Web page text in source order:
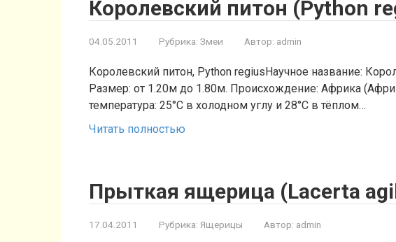
Королевский питон (Python
04.05.2011 Рубрика: Змеи Автор: admin
Королевский питон, Python regiusНаучное название:
Размер: от 1.20м до 1.80м. Происхождение: Африка
температура: 25°C в холодном углу и 28°C в тёплом…
Читать полностью
Прыткая ящерица (Lacerta
17.04.2011 Рубрика: Ящерицы Автор: admin